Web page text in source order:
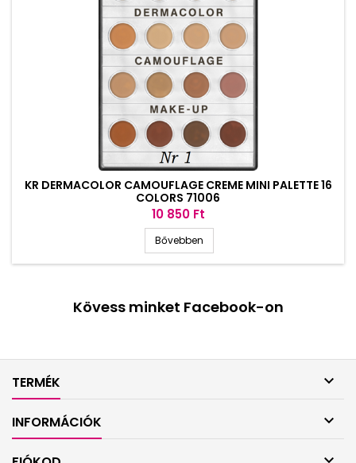
KR DERMACOLOR CAMOUFLAGE CREME MINI PALETTE 16
COLORS 71006
Ár
10 850 Ft
Bővebben
Kövess minket Facebook-on
TERMÉK 
INFORMÁCIÓK 